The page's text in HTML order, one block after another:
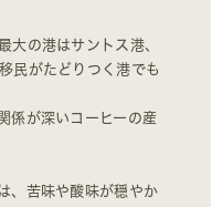
大の港はサントス港、
民がたどりつく港でも
係が深いコーヒーの産
、苦味や酸味が穏やか